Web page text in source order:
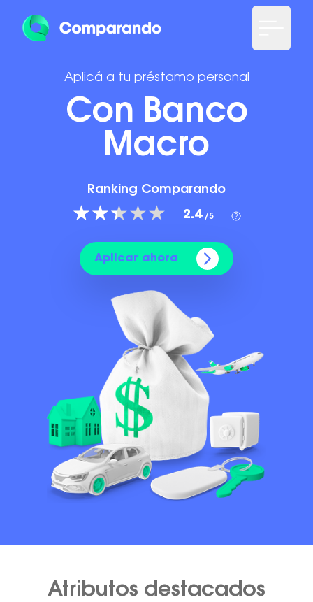
Aplicá a tu préstamo personal
Con Banco
Macro
Ranking Comparando
2.4 /5
Aplicar ahora
Atributos destacados